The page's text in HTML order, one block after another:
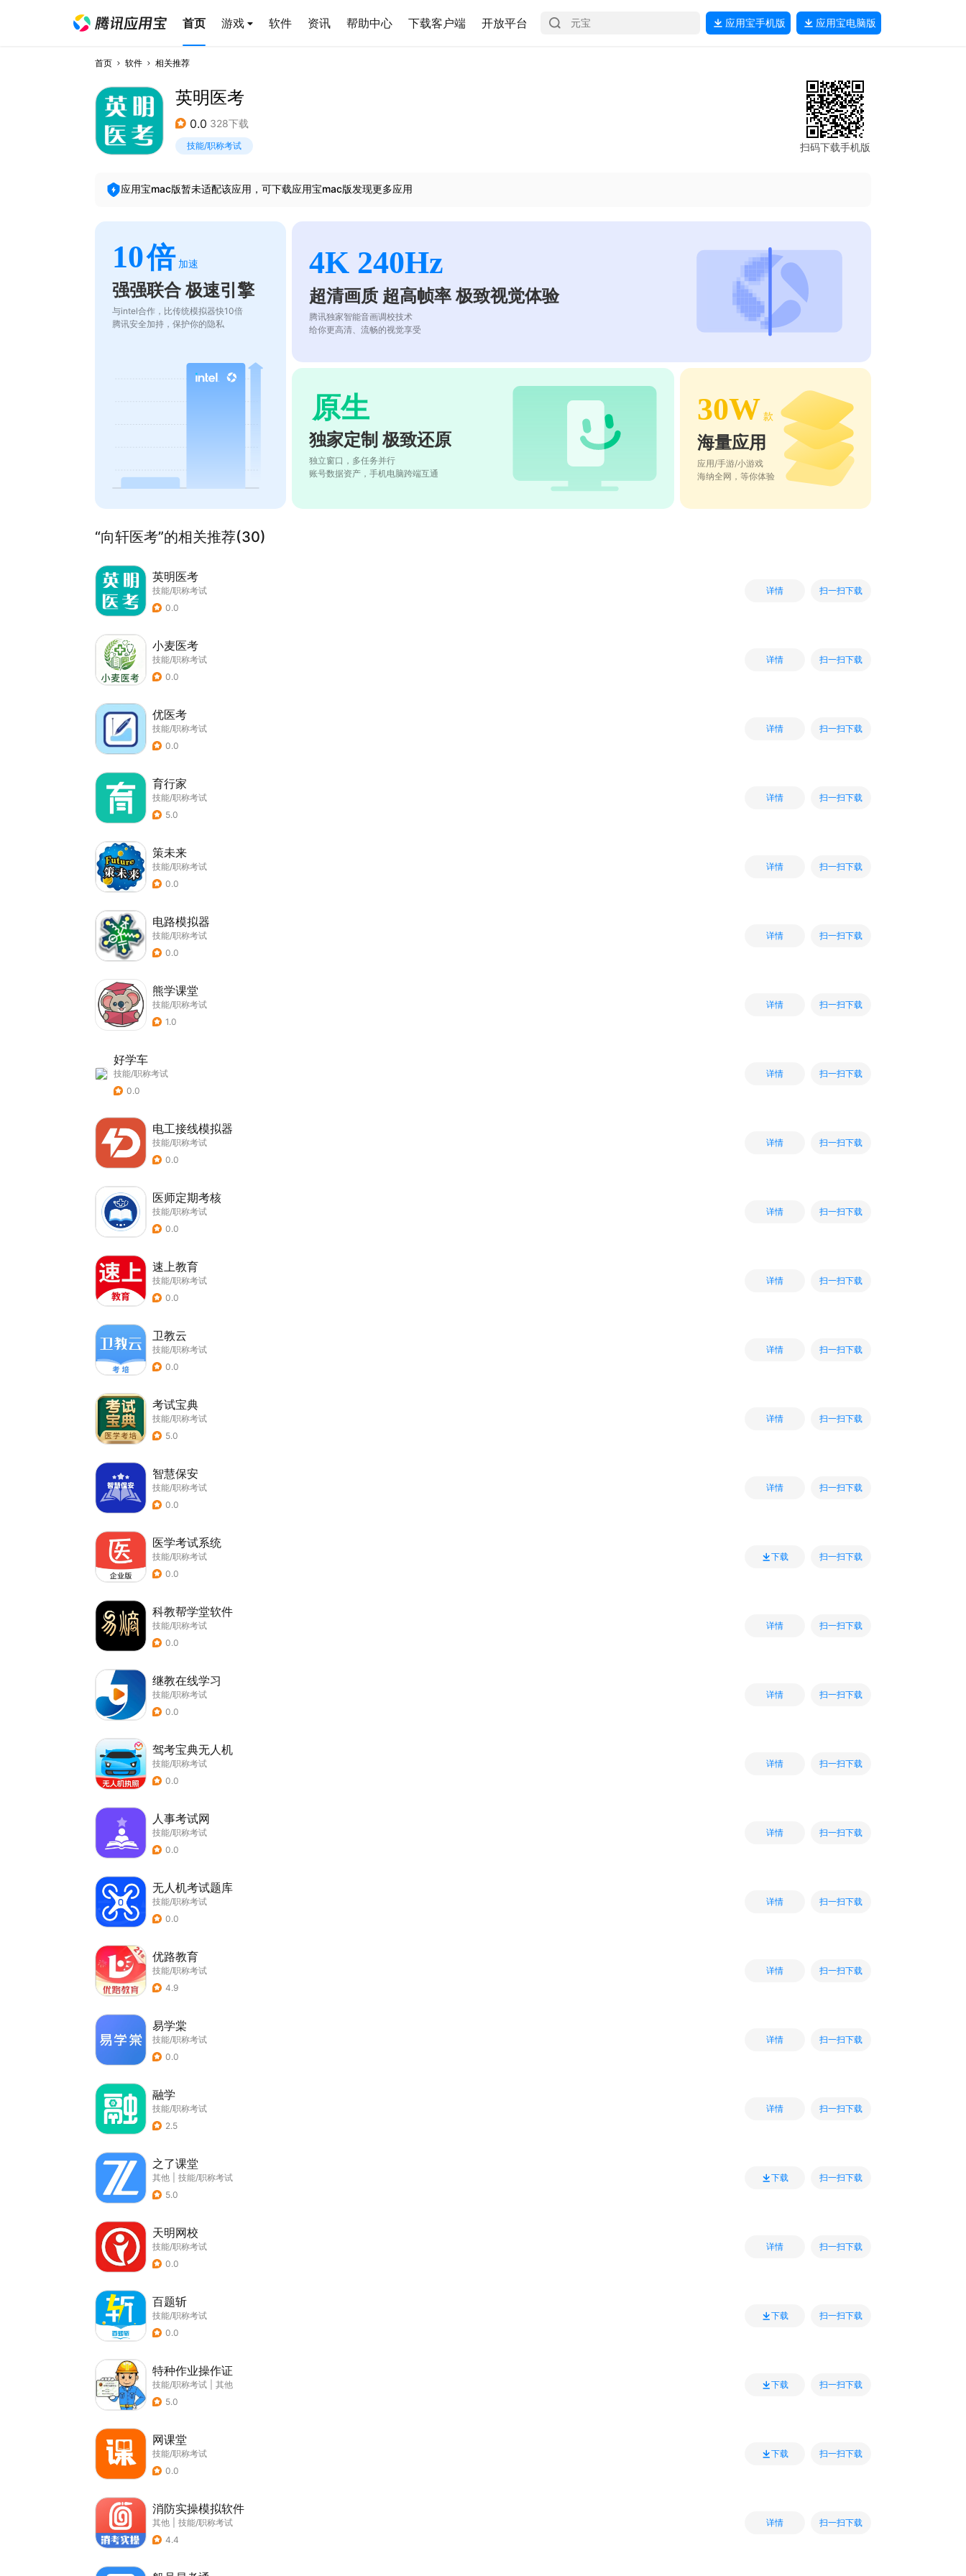
首页 游戏 软件 资讯 帮助中心 下载客户端 开放平台 应用宝手机版 应用宝电脑版
首页 软件 相关推荐
英明医考
0.0 328下载
技能/职称考试 扫码下载手机版
应用宝mac版暂未适配该应用，可下载应用宝mac版发现更多应用
10倍 加速
强强联合 极速引擎
与intel合作，比传统模拟器快10倍
腾讯安全加持，保护你的隐私
4K 240Hz
超清画质 超高帧率 极致视觉体验
腾讯独家智能音画调校技术
给你更高清、流畅的视觉享受
原生
独家定制 极致还原
独立窗口，多任务并行
账号数据资产，手机电脑跨端互通
30W 款
海量应用
应用/手游/小游戏
海纳全网，等你体验
“向轩医考”的相关推荐(30)
英明医考
技能/职称考试
0.0
详情 扫一扫下载
小麦医考
技能/职称考试
0.0
详情 扫一扫下载
优医考
技能/职称考试
0.0
详情 扫一扫下载
育行家
技能/职称考试
5.0
详情 扫一扫下载
策未来
技能/职称考试
0.0
详情 扫一扫下载
电路模拟器
技能/职称考试
0.0
详情 扫一扫下载
熊学课堂
技能/职称考试
1.0
详情 扫一扫下载
好学车
技能/职称考试
0.0
详情 扫一扫下载
电工接线模拟器
技能/职称考试
0.0
详情 扫一扫下载
医师定期考核
技能/职称考试
0.0
详情 扫一扫下载
速上教育
技能/职称考试
0.0
详情 扫一扫下载
卫教云
技能/职称考试
0.0
详情 扫一扫下载
考试宝典
技能/职称考试
5.0
详情 扫一扫下载
智慧保安
技能/职称考试
0.0
详情 扫一扫下载
医学考试系统
技能/职称考试
0.0
下载 扫一扫下载
科教帮学堂软件
技能/职称考试
0.0
详情 扫一扫下载
继教在线学习
技能/职称考试
0.0
详情 扫一扫下载
驾考宝典无人机
技能/职称考试
0.0
详情 扫一扫下载
人事考试网
技能/职称考试
0.0
详情 扫一扫下载
无人机考试题库
技能/职称考试
0.0
详情 扫一扫下载
优路教育
技能/职称考试
4.9
详情 扫一扫下载
易学棠
技能/职称考试
0.0
详情 扫一扫下载
融学
技能/职称考试
2.5
详情 扫一扫下载
之了课堂
其他
技能/职称考试
5.0
下载 扫一扫下载
天明网校
技能/职称考试
0.0
详情 扫一扫下载
百题斩
技能/职称考试
0.0
下载 扫一扫下载
特种作业操作证
技能/职称考试
其他
5.0
下载 扫一扫下载
网课堂
技能/职称考试
0.0
下载 扫一扫下载
消防实操模拟软件
其他
技能/职称考试
4.4
详情 扫一扫下载